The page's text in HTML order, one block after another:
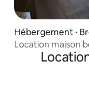
Hébergement ⋅
Location maison